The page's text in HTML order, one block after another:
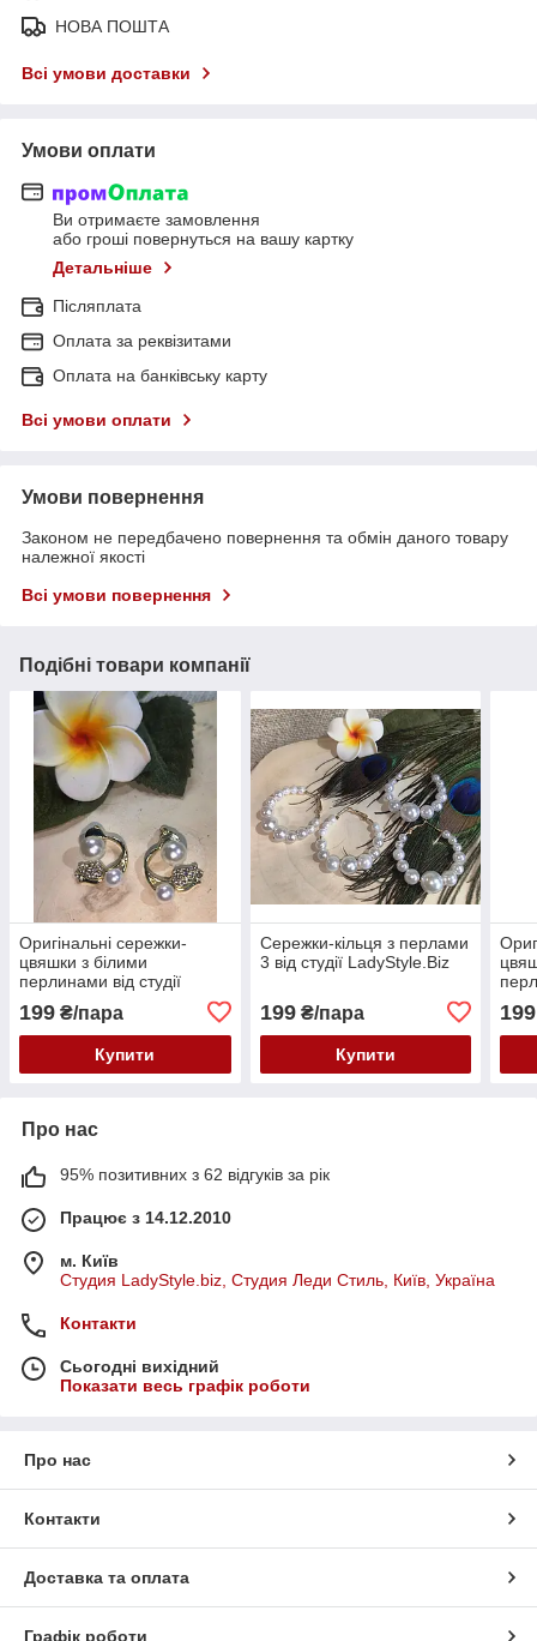
НОВА ПОШТА
Всі умови доставки
Умови оплати
Ви отримаєте замовлення
або гроші повернуться на вашу картку
Детальніше
Післяплата
Оплата за реквізитами
Оплата на банківську карту
Всі умови оплати
Умови повернення
Законом не передбачено повернення та обмін даного товару
належної якості
Всі умови повернення
Подібні товари компанії
Оригінальні сережки-
цвяшки з білими
перлинами від студії
199 ₴/пара
Купити
Сережки-кільця з перлами
3 від студії LadyStyle.Biz
199₴/пара
Купити
199
Про нас
95% позитивних з 62 відгуків за рік
Працює з 14.12.2010
м. Київ
Студия LadyStyle.biz, Студия Леди Стиль, Київ, Україна
Контакти
Сьогодні вихідний
Показати весь графік роботи
Про нас
Контакти
Доставка та оплата
Графік роботи